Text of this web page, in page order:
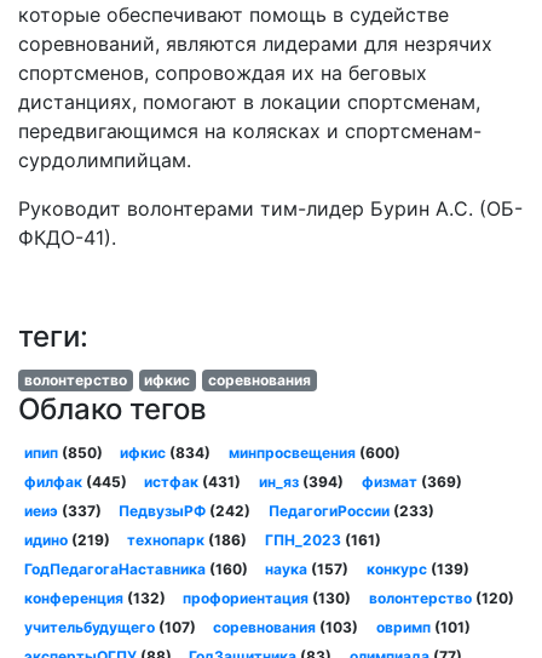
которые обеспечивают помощь в судействе
соревнований, являются лидерами для незрячих
спортсменов, сопровождая их на беговых
дистанциях, помогают в локации спортсменам,
передвигающимся на колясках и спортсменам-
сурдолимпийцам.
Руководит волонтерами тим-лидер Бурин А.С. (ОБ-
ФКДО-41).
теги:
волонтерство ифкис соревнования
Облако тегов
ипип(850) ифкис (834) минпросвещения(600)
филфак(445) истфак (431) ин_яз(394) физмат(369)
иеиэ(337) ПедвузыРФ (242) ПедагогиРоссии(233)
идино(219) технопарк (186) ГПН_2023(161)
ГодПедагогаНаставника(160) наука (157) конкурс(139)
конференция(132) профориентация (130) волонтерство(120)
учительбудущего(107) соревнования (103) овримп(101)